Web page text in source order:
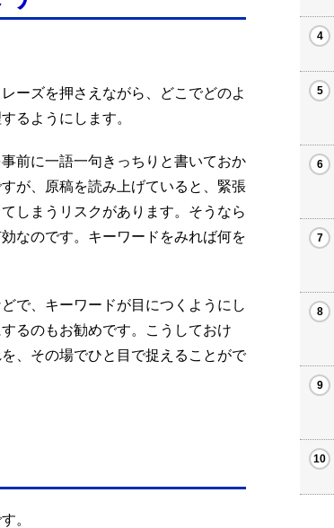
ーズを押さえながら、どこでどのよ
るようにします。
前に一語一句きっちりと書いておか
が、原稿を読み上げていると、緊張
しまうリスクがあります。そうなら
なのです。キーワードをみれば何を
で、キーワードが目につくようにし
るのもお勧めです。こうしておけ
、その場でひと目で捉えることがで
。